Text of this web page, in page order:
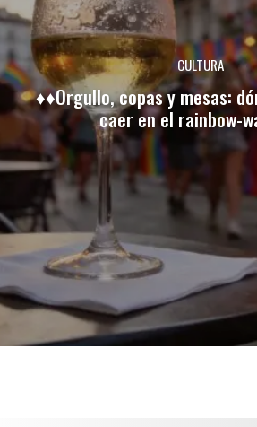
CULTURA
♦♦Orgullo, copas y mesas:
caer en el rainbow-